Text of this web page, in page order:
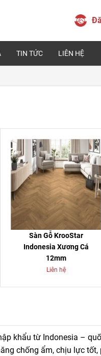
TIN TỨC LIÊN HỆ
Sàn Gỗ KrooStar
Indonesia Xương Cá
12mm
Liên hệ
khẩu từ Indonesia quốc
khẩu từ Indonesia –
chống ẩm, chịu lực